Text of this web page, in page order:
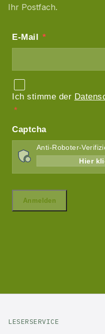
Ihr Postfach.
LESERSERVICE